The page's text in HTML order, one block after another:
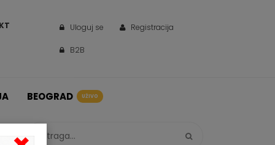
Uloguj se Registracija
B2B
BEOGRAD UŽIVO